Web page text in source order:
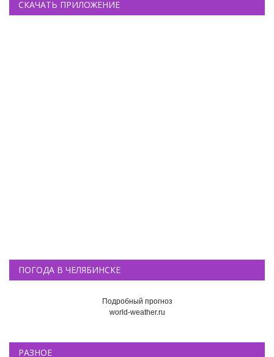
СКАЧАТЬ ПРИЛОЖЕНИЕ
ПОГОДА В ЧЕЛЯБИНСКЕ
Подробный прогноз
world-weather.ru
РАЗНОЕ